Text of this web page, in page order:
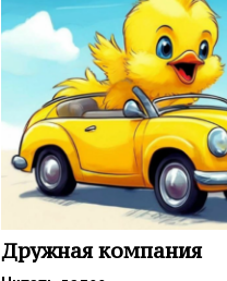
Дружная компания